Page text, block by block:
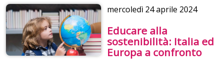
mercoledì 24 aprile 2024
Educare alla
sostenibilità: Italia ed
Europa a confronto